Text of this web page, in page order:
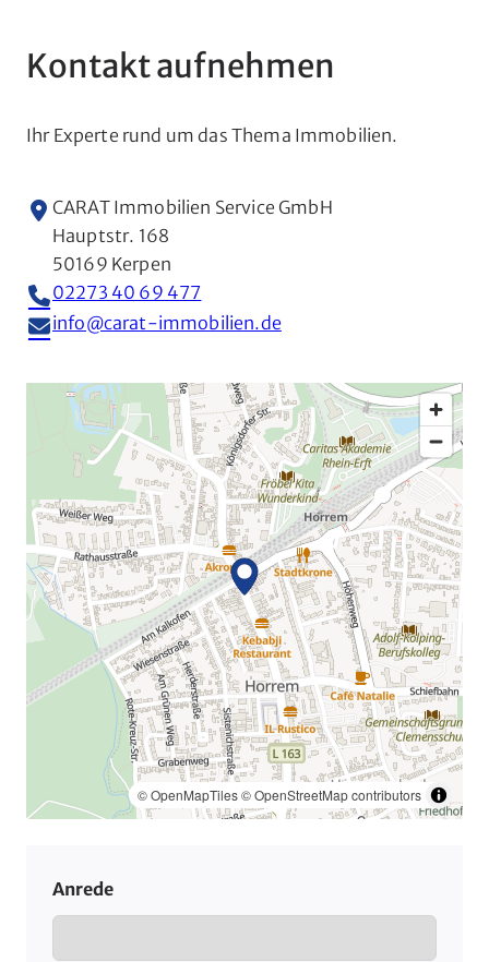
Kontakt aufnehmen
Ihr Experte rund um das Thema Immobilien.
CARAT Immobilien Service GmbH
Hauptstr. 168
50169 Kerpen
02273 40 69 477
info@carat-immobilien.de
© OpenMapTiles© OpenStreetMap contributors
Anrede